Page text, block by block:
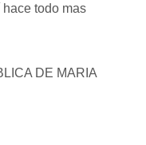
todo mas
DE MARIA